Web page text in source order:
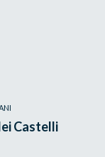
Castelli